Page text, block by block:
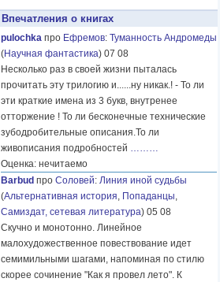
Впечатления о книгах
pulochka про Ефремов: Туманность Андромеды
(Научная фантастика) 07 08
Несколько раз в своей жизни пыталась
прочитать эту трилогию и......ну никак.! - То ли
эти краткие имена из 3 букв, внутренее
отторжение ! То ли бесконечные технические
зубодробительные описания.То ли
живописания подробностей ………
Оценка: нечитаемо
Barbud про Соловей: Линия иной судьбы
(Альтернативная история, Попаданцы,
Самиздат, сетевая литература) 05 08
Скучно и монотонно. Линейное
малохудожественное повествование идет
семимильными шагами, напоминая по стилю
скорее сочинение "Как я провел лето". К